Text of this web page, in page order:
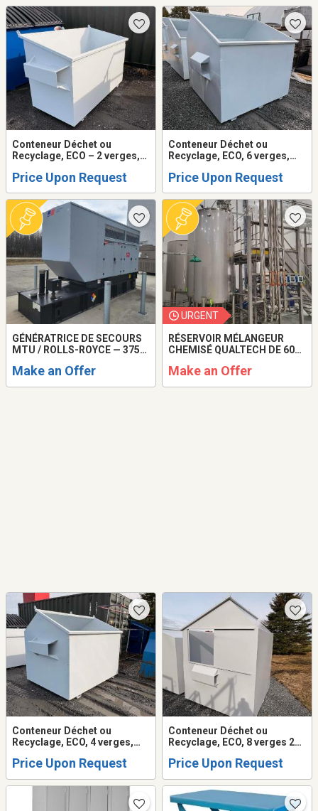
Conteneur Déchet ou
Recyclage, ECO – 2 verges,
Price Upon Request
Conteneur Déchet ou
Recyclage, ECO, 6 verges,
Price Upon Request
GÉNÉRATRICE DE SECOURS
MTU / ROLLS-ROYCE — 375
Make an Offer
URGENT
RÉSERVOIR MÉLANGEUR
CHEMISÉ QUALTECH DE 600
Make an Offer
Conteneur Déchet ou
Recyclage, ECO, 4 verges,
Price Upon Request
Conteneur Déchet ou
Recyclage, ECO, 8 verges 2
Price Upon Request